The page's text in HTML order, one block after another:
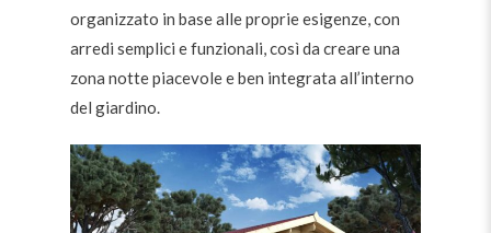
organizzato in base alle proprie esigenze, con
arredi semplici e funzionali, così da creare una
zona notte piacevole e ben integrata all’interno
del giardino.